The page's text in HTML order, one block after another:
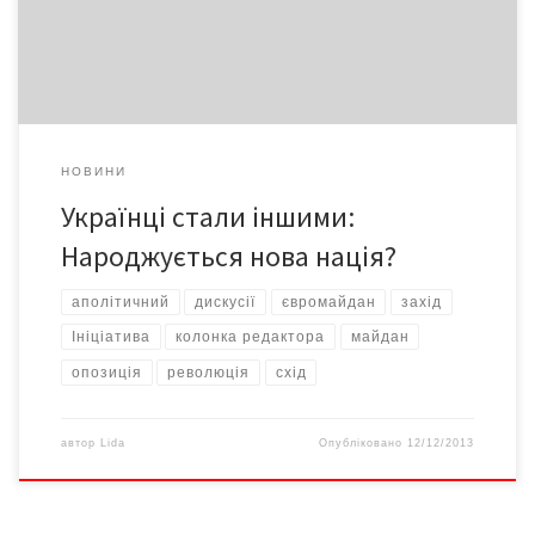
НОВИНИ
Українці стали іншими:
Народжується нова нація?
аполітичний дискусії євромайдан захід
Ініціатива колонка редактора майдан
опозиція революція схід
автор Lida Опубліковано 12/12/2013